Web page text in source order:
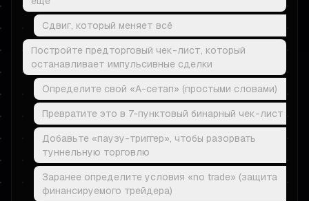
Сдвиг, который меняет всё
Постройте предторговый чек-лист, который
останавливает импульсивные сделки
Определите свой «A-сетап» (простыми словами)
Превратите это в 7-пунктовый бинарный чек-лист
Добавьте «паузу-триггер», чтобы разорвать
туннельную торговлю
Заранее определите условия «no trade» (защита
финансируемого трейдера)